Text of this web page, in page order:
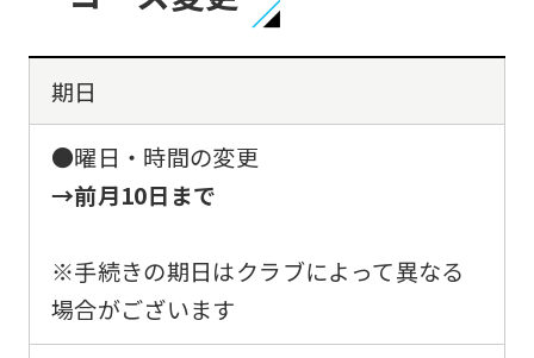
期日
●曜日・時間の変更
→前月10日まで
※手続きの期日はクラブによって異なる
場合がございます